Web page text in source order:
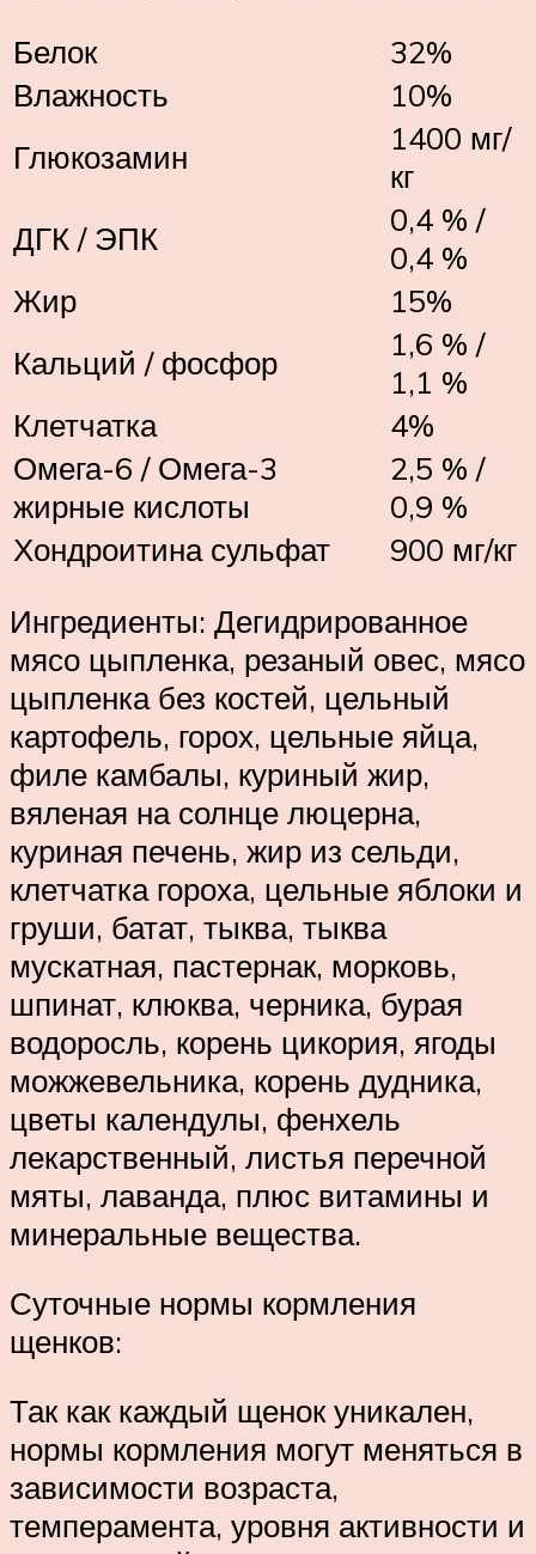
Белок
32%
Влажность
10%
Глюкозамин
1400 мг/
кг
ДГК / ЭПК
0,4 % /
0,4 %
Жир
15%
Кальций / фосфор
1,6 % /
1,1 %
Клетчатка
4%
Омега-6 / Омега-3
жирные кислоты
2,5 % /
0,9 %
Хондроитина сульфат
900 мг/кг
Ингредиенты: Дегидрированное
мясо цыпленка, резаный овес, мясо
цыпленка без костей, цельный
картофель, горох, цельные яйца,
филе камбалы, куриный жир,
вяленая на солнце люцерна,
куриная печень, жир из сельди,
клетчатка гороха, цельные яблоки и
груши, батат, тыква, тыква
мускатная, пастернак, морковь,
шпинат, клюква, черника, бурая
водоросль, корень цикория, ягоды
можжевельника, корень дудника,
цветы календулы, фенхель
лекарственный, листья перечной
мяты, лаванда, плюс витамины и
минеральные вещества.
Суточные нормы кормления
щенков:
Так как каждый щенок уникален,
нормы кормления могут меняться в
зависимости возраста,
темперамента, уровня активности и